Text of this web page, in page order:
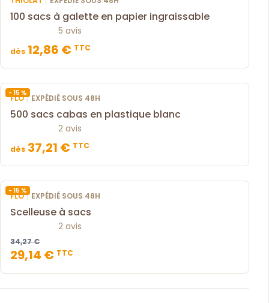
100 sacs à galette en papier ingraissable
5 avis
dès 12,86 € TTC
- 15 %
FLO| EXPÉDIÉ SOUS 48H
500 sacs cabas en plastique blanc
2 avis
dès 37,21 € TTC
- 15 %
FLO| EXPÉDIÉ SOUS 48H
Scelleuse à sacs
2 avis
34,27 €
29,14 € TTC